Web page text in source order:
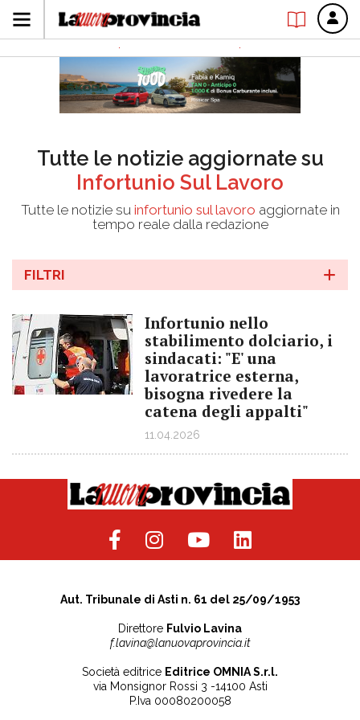
Tutte le notizie aggiornate su
Infortunio Sul Lavoro
Tutte le notizie su infortunio sul lavoro aggiornate in
tempo reale dalla redazione
FILTRI
Infortunio nello
stabilimento dolciario, i
sindacati: "E' una
lavoratrice esterna,
bisogna rivedere la
catena degli appalti"
11.04.2026
Aut. Tribunale di Asti n. 61 del 25/09/1953
Direttore Fulvio Lavina
f.lavina@lanuovaprovincia.it
Società editrice Editrice OMNIA S.r.l.
via Monsignor Rossi 3 -14100 Asti
P.Iva 00080200058